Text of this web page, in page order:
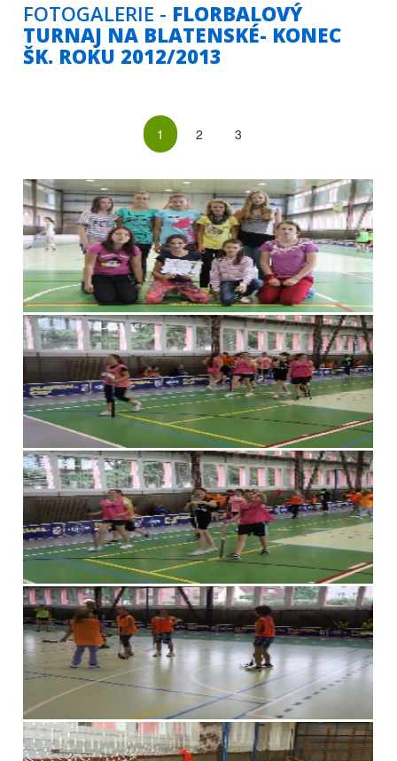
FOTOGALERIE - FLORBALOVÝ
TURNAJ NA BLATENSKÉ- KONEC
ŠK. ROKU 2012/2013
1 2 3